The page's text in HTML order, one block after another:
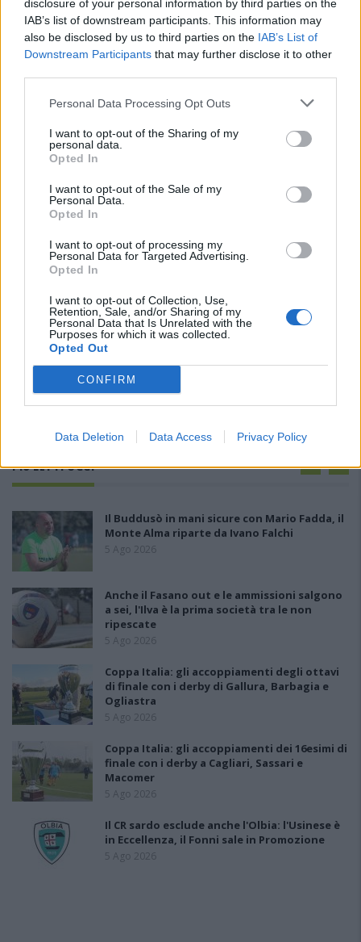
disclosure of your personal information by third parties on the
IAB’s list of downstream participants. This information may
also be disclosed by us to third parties on the IAB’s List of
Downstream Participants that may further disclose it to other
Personal Data Processing Opt Outs
I want to opt-out of the Sharing of my
personal data.
Opted In
I want to opt-out of the Sale of my
Personal Data.
Opted In
I want to opt-out of processing my
Personal Data for Targeted Advertising.
Opted In
I want to opt-out of Collection, Use,
Retention, Sale, and/or Sharing of my
Personal Data that Is Unrelated with the
Purposes for which it was collected.
Opted Out
CONFIRM
Data Deletion Data Access Privacy Policy
PIÙ LETTI OGGI
Il Buddusò in mani sicure con Mario Fadda, il
Monte Alma riparte da Ivano Falchi
5 Ago 2026
Anche il Fasano out e le ammissioni salgono
a sei, l'Ilva è la prima società tra le non
ripescate
5 Ago 2026
Coppa Italia: gli accoppiamenti degli ottavi
di finale con i derby di Gallura, Barbagia e
Ogliastra
5 Ago 2026
Coppa Italia: gli accoppiamenti dei 16esimi di
finale con i derby a Cagliari, Sassari e
Macomer
5 Ago 2026
Il CR sardo esclude anche l'Olbia: l'Usinese è
in Eccellenza, il Fonni sale in Promozione
5 Ago 2026